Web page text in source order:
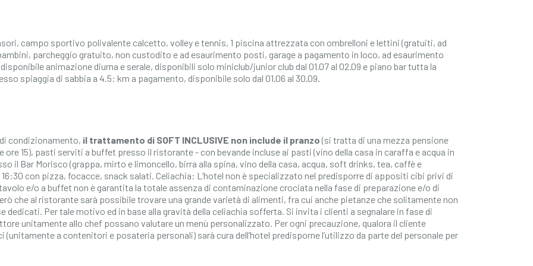
campo sportivo polivalente calcetto, volley e tennis, 1 piscina attrezzata con ombrelloni e lettini (gratuiti, ad
parcheggio gratuito, non custodito e ad esaurimento posti, garage a pagamento in loco, ad esaurimento
animazione diurna e serale, disponibili solo miniclub/junior club dal 01.07 al 02.09 e piano bar tutta la
spiaggia di sabbia a 4.5: km a pagamento, disponibile solo dal 01.06 al 30.09.
condizionamento, il trattamento di SOFT INCLUSIVE non include il pranzo (si tratta di una mezza pensione
ore 15), pasti serviti a buffet presso il ristorante - con bevande incluse ai pasti (vino della casa in caraffa e acqua in
il Bar Morisco (grappa, mirto e limoncello, birra alla spina, vino della casa, acqua, soft drinks, tea, caffè e
con pizza, focacce, snack salati. Celiachia: L’hotel non è specializzato nel predisporre di appositi cibi privi di
e/o a buffet non è garantita la totale assenza di contaminazione crociata nella fase di preparazione e/o di
che al ristorante sarà possibile trovare una grande varietà di alimenti, fra cui anche pietanze che solitamente non
Per tale motivo ed in base alla gravità della celiachia sofferta. Si invita i clienti a segnalare in fase di
unitamente allo chef possano valutare un menù personalizzato. Per ogni precauzione, qualora il cliente
a contenitori e posateria personali) sarà cura dell’hotel predisporne l’utilizzo da parte del personale per